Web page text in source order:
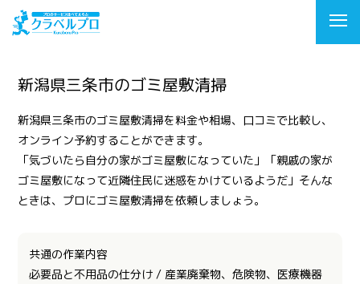
新潟県三条市のゴミ屋敷清掃
新潟県三条市のゴミ屋敷清掃を料金や相場、口コミで比較し、
オンライン予約することができます。
「気づいたら自分の家がゴミ屋敷になっていた」「親戚の家が
ゴミ屋敷になって近隣住民に迷惑をかけているようだ」そんな
ときは、プロにゴミ屋敷清掃を依頼しましょう。
共通の作業内容
必要品と不用品の仕分け / 産業廃棄物、危険物、医療機器